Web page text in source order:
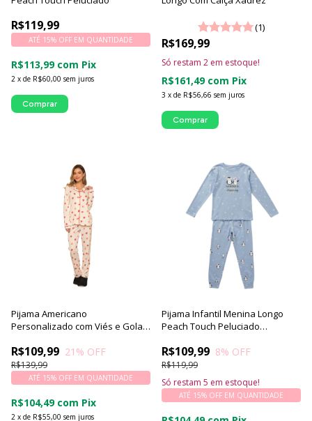
R$119,99
2 x de R$60,00 sem juros
ATÉ 15% OFF EM QUANTIDADE
R$113,99 com Pix
Comprar
(1)
R$169,99
3 x de R$56,66 sem juros
R$161,49 com Pix
Só restam 2 em estoque!
Comprar
Pijama Americano
Personalizado com Viés e Gola
R$109,99
R$139,99
21 % OFF
2 x de R$55,00 sem juros
ATÉ 15% OFF EM QUANTIDADE
R$104,49 com Pix
Pijama Infantil Menina Longo
Peach Touch Peluciado
R$109,99
R$119,99
8% OFF
ATÉ 15% OFF EM QUANTIDADE
Só restam 5 em estoque!